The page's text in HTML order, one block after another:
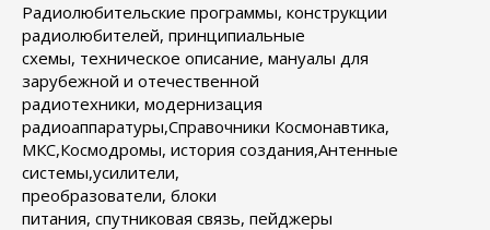
Радиолюбительские программы, конструкции
радиолюбителей, принципиальные
схемы, техническое описание, мануалы для
зарубежной и отечественной
радиотехники, модернизация
радиоаппаратуры,Справочники Космонавтика,
МКС,Космодромы, история создания,Антенные
системы,усилители,
преобразователи, блоки
питания, спутниковая связь, пейджеры